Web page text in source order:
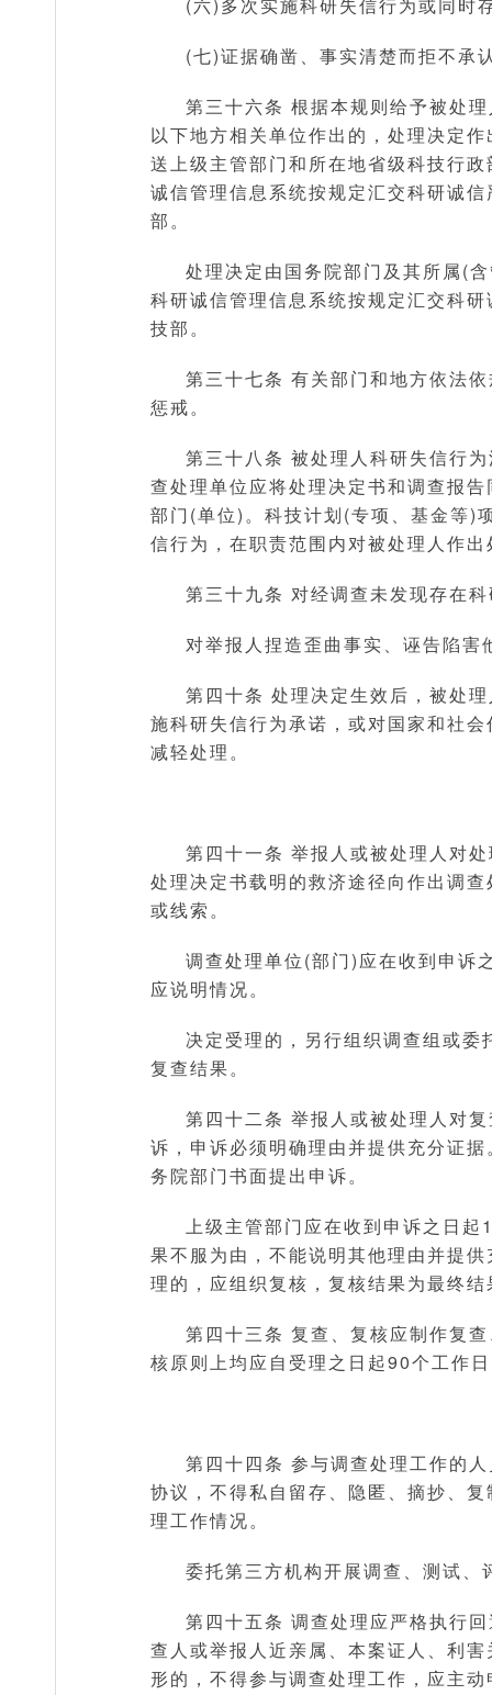
(七)证据确凿、事实清楚而拒不承
第三十六条 根据本规则给予被处
以下地方相关单位作出的，处理决定
送上级主管部门和所在地省级科技行
诚信管理信息系统按规定汇交科研诚
部。
处理决定由国务院部门及其所属(
科研诚信管理信息系统按规定汇交科
技部。
第三十七条 有关部门和地方依法
惩戒。
第三十八条 被处理人科研失信行
查处理单位应将处理决定书和调查报
部门(单位)。科技计划(专项、基金等)
信行为，在职责范围内对被处理人作
第三十九条 对经调查未发现存在
对举报人捏造歪曲事实、诬告陷
第四十条 处理决定生效后，被处
施科研失信行为承诺，或对国家和社
减轻处理。
第四十一条 举报人或被处理人对
处理决定书载明的救济途径向作出调
或线索。
调查处理单位(部门)应在收到申诉
应说明情况。
决定受理的，另行组织调查组或
复查结果。
第四十二条 举报人或被处理人对
诉，申诉必须明确理由并提供充分证
务院部门书面提出申诉。
上级主管部门应在收到申诉之日
果不服为由，不能说明其他理由并提
理的，应组织复核，复核结果为最终结
第四十三条 复查、复核应制作复
核原则上均应自受理之日起90个工作
第四十四条 参与调查处理工作的
协议，不得私自留存、隐匿、摘抄、
理工作情况。
委托第三方机构开展调查、测试
第四十五条 调查处理应严格执行
查人或举报人近亲属、本案证人、利
形的，不得参与调查处理工作，应主